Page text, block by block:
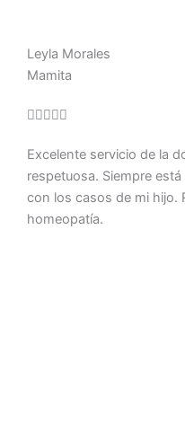
Leyla Morales
Mamita

5
de
5
Excelente servicio de la
respetuosa. Siempre
con los casos de mi hijo.
homeopatía.